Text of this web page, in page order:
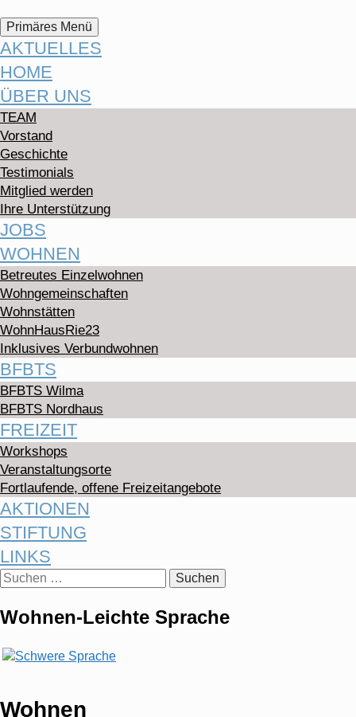
Suchen
Primäres Menü
Inhalt
springen
AKTUELLES
HOME
ÜBER UNS
TEAM
Vorstand
Geschichte
Testimonials
Mitglied werden
Ihre Unterstützung
JOBS
WOHNEN
Betreutes Einzelwohnen
Wohngemeinschaften
Wohnstätten
WohnHausRie23
Inklusives Verbundwohnen
BFBTS
BFBTS Wilma
BFBTS Nordhaus
FREIZEIT
Workshops
Veranstaltungsorte
Fortlaufende, offene Freizeitangebote
AKTIONEN
STIFTUNG
LINKS
Suchen
Wohnen-Leichte Sprache
Wohnen